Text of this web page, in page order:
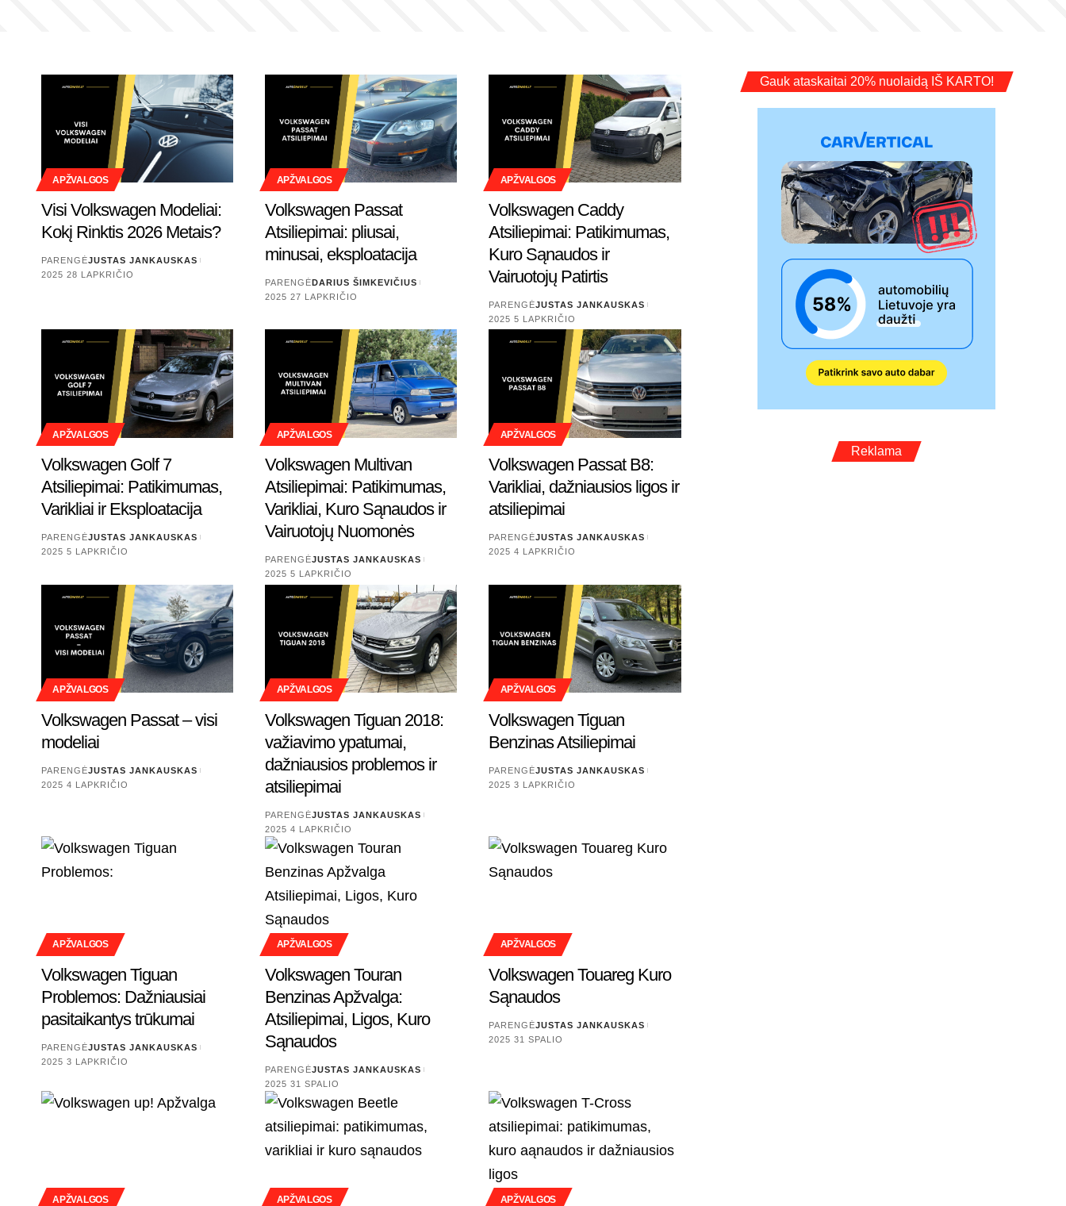
APŽVALGOS
Visi Volkswagen Modeliai:
Kokį Rinktis 2026 Metais?
PARENGĖJUSTAS JANKAUSKAS
2025 28 LAPKRIČIO
APŽVALGOS
Volkswagen Passat
Atsiliepimai: pliusai,
minusai, eksploatacija
PARENGĖDARIUS ŠIMKEVIČIUS
2025 27 LAPKRIČIO
APŽVALGOS
Volkswagen Caddy
Atsiliepimai: Patikimumas,
Kuro Sąnaudos ir
Vairuotojų Patirtis
PARENGĖJUSTAS JANKAUSKAS
2025 5 LAPKRIČIO
APŽVALGOS
Volkswagen Golf 7
Atsiliepimai: Patikimumas,
Varikliai ir Eksploatacija
PARENGĖJUSTAS JANKAUSKAS
2025 5 LAPKRIČIO
APŽVALGOS
Volkswagen Multivan
Atsiliepimai: Patikimumas,
Varikliai, Kuro Sąnaudos ir
Vairuotojų Nuomonės
PARENGĖJUSTAS JANKAUSKAS
2025 5 LAPKRIČIO
APŽVALGOS
Volkswagen Passat B8:
Varikliai, dažniausios ligos ir
atsiliepimai
PARENGĖJUSTAS JANKAUSKAS
2025 4 LAPKRIČIO
APŽVALGOS
Volkswagen Passat – visi
modeliai
PARENGĖJUSTAS JANKAUSKAS
2025 4 LAPKRIČIO
APŽVALGOS
Volkswagen Tiguan 2018:
važiavimo ypatumai,
dažniausios problemos ir
atsiliepimai
PARENGĖJUSTAS JANKAUSKAS
2025 4 LAPKRIČIO
APŽVALGOS
Volkswagen Tiguan
Benzinas Atsiliepimai
PARENGĖJUSTAS JANKAUSKAS
2025 3 LAPKRIČIO
APŽVALGOS
Volkswagen Tiguan
Problemos: Dažniausiai
pasitaikantys trūkumai
PARENGĖJUSTAS JANKAUSKAS
2025 3 LAPKRIČIO
APŽVALGOS
Volkswagen Touran
Benzinas Apžvalga:
Atsiliepimai, Ligos, Kuro
Sąnaudos
PARENGĖJUSTAS JANKAUSKAS
2025 31 SPALIO
APŽVALGOS
Volkswagen Touareg Kuro
Sąnaudos
PARENGĖJUSTAS JANKAUSKAS
2025 31 SPALIO
APŽVALGOS APŽVALGOS APŽVALGOS
Gauk ataskaitai 20% nuolaidą IŠ KARTO!
Reklama